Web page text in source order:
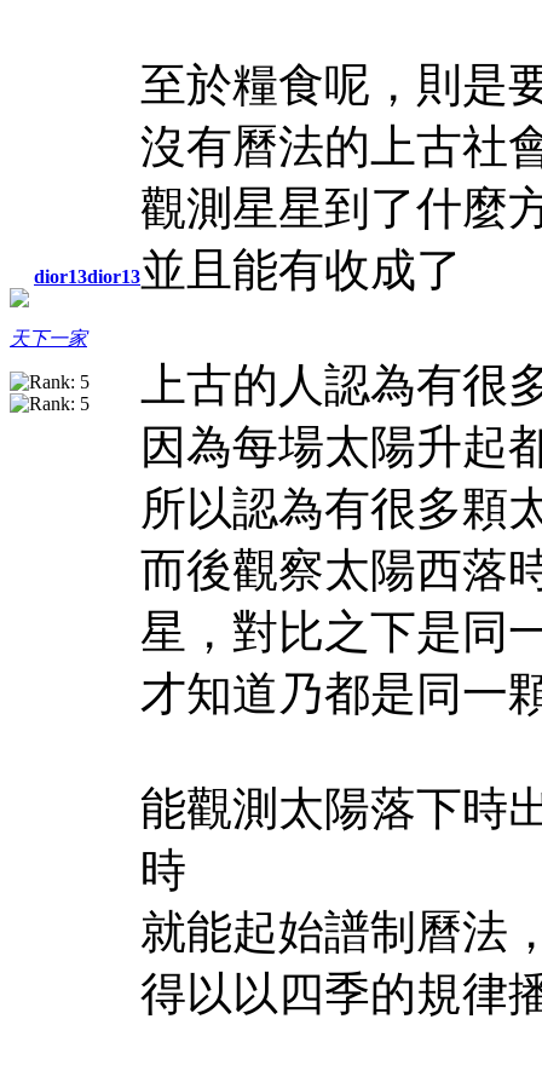
dior13dior13
天下一家
至於糧食呢，則是
沒有曆法的上古社
觀測星星到了什麼
並且能有收成了
上古的人認為有很
因為每場太陽升起
所以認為有很多顆
而後觀察太陽西落
星，對比之下是同
才知道乃都是同一
能觀測太陽落下時
時
就能起始譜制曆法
得以以四季的規律